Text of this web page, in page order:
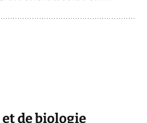
et de biologie